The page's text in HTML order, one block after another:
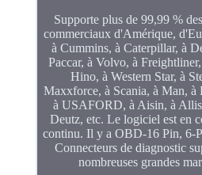
Supporte plus de 99,99 %
commerciaux d'Amérique,
à Cummins, à Caterpillar, à
Paccar, à Volvo, à
Hino, à Western Star, à
Maxxforce, à Scania, à Man, à
à USAFORD, à Aisin, à
Deutz, etc. Le logiciel est en
continu. Il y a OBD-16 Pin, 6-
Connecteurs de diagnostic
nombreuses grandes